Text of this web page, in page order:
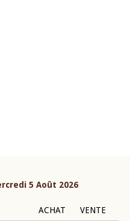
5 Août 2026
ACHAT VENTE